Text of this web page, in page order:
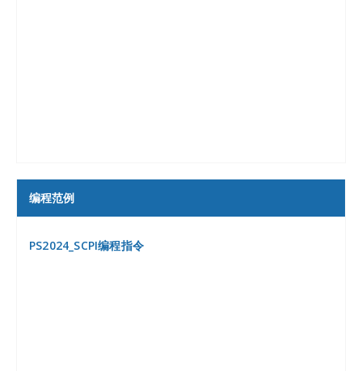
编程范例
PS2024_SCPI编程指令